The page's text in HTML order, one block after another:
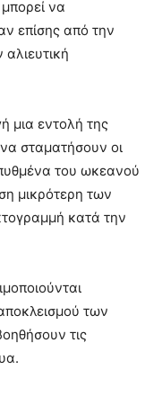
να
επίσης από την
μια εντολή της
σταματήσουν οι
του ωκεανού
μικρότερη των
κατά την
των
τις